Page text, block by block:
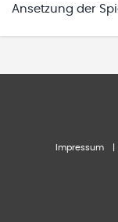
Ansetzung der
Impressum